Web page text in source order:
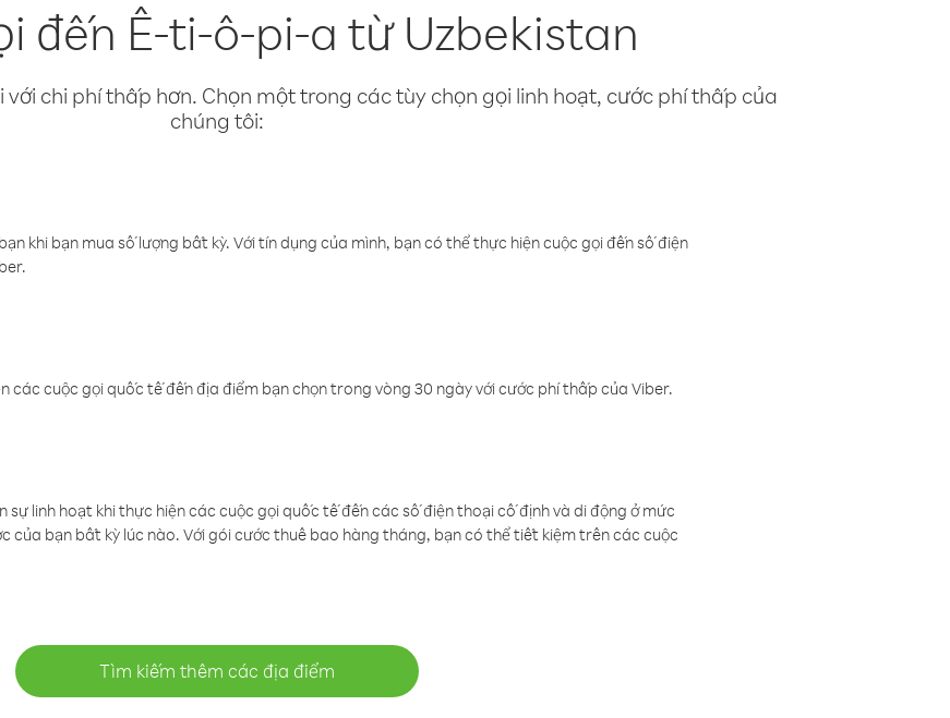
đến Ê-ti-ô-pi-a từ Uzbekistan
chi phí thấp hơn. Chọn một trong các tùy chọn gọi linh hoạt, cước phí thấp của
chúng tôi:
khi bạn mua số lượng bất kỳ. Với tín dụng của mình, bạn có thể thực hiện cuộc gọi đến số điện
các cuộc gọi quốc tế đến địa điểm bạn chọn trong vòng 30 ngày với cước phí thấp của Viber.
linh hoạt khi thực hiện các cuộc gọi quốc tế đến các số điện thoại cố định và di động ở mức
của bạn bất kỳ lúc nào. Với gói cước thuê bao hàng tháng, bạn có thể tiết kiệm trên các cuộc
Tìm kiếm thêm các địa điểm